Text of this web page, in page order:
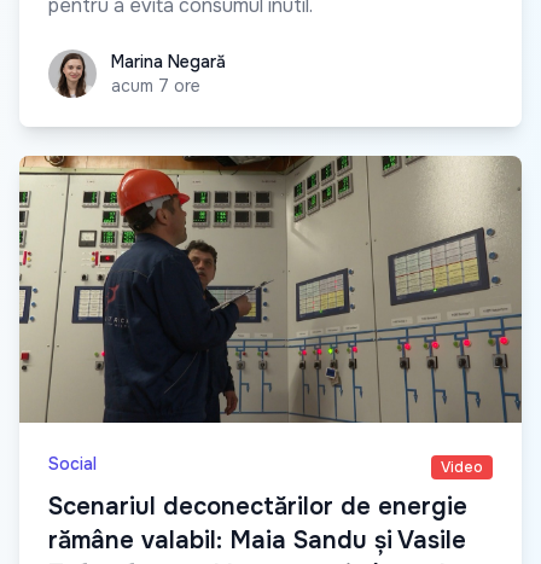
pentru a evita consumul inutil.
Marina Negară
Marina Negară
acum 7 ore
Social Video
Scenariul deconectărilor de energie
rămâne valabil: Maia Sandu și Vasile